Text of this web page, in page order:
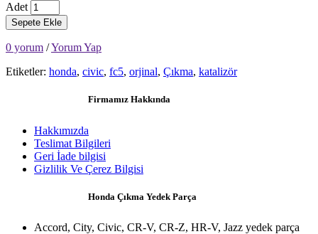
Adet
Sepete Ekle
0 yorum /Yorum Yap
Etiketler: honda, civic, fc5, orjinal, Çıkma, katalizör
Firmamız Hakkında
Hakkımızda
Teslimat Bilgileri
Geri İade bilgisi
Gizlilik Ve Çerez Bilgisi
Honda Çıkma Yedek Parça
Accord, City, Civic, CR-V, CR-Z, HR-V, Jazz yedek parça